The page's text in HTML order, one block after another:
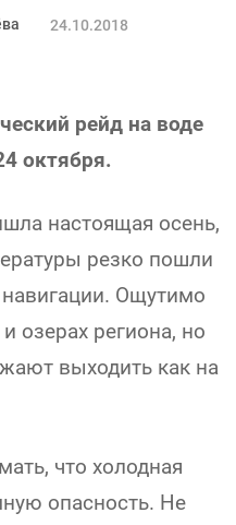
24.10.2018
рейд на воде
октября.
настоящая осень,
резко пошли
Ощутимо
озерах региона, но
выходить как на
что холодная
опасность. Не